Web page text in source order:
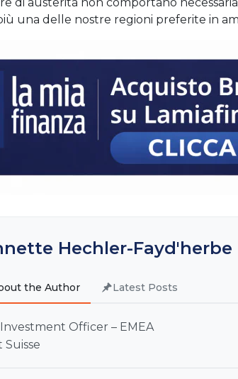
una delle nostre regioni preferite in
Hechler-Fayd'herbe
the Author Latest Posts
Officer – EMEA
Suisse